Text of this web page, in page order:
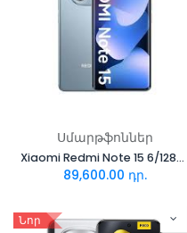
Սմարթֆոններ
Xiaomi Redmi Note 15 6/128GB Glacier Blue
89,600.00 դր.
Նոր